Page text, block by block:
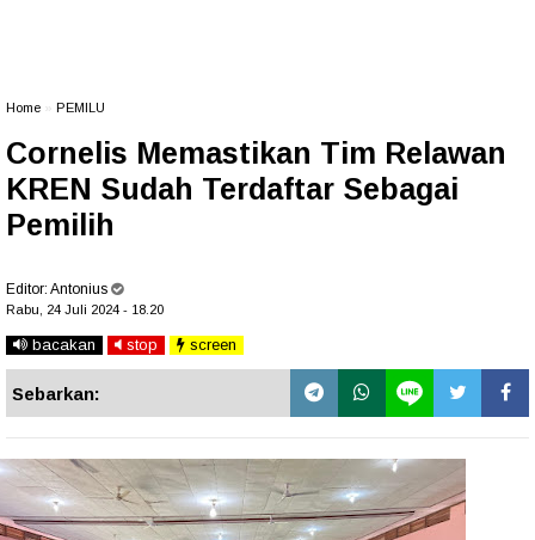
Home PEMILU
Cornelis Memastikan Tim Relawan
KREN Sudah Terdaftar Sebagai
Pemilih
Editor: Antonius
Rabu, 24 Juli 2024 - 18.20
bacakan stop screen
Sebarkan: